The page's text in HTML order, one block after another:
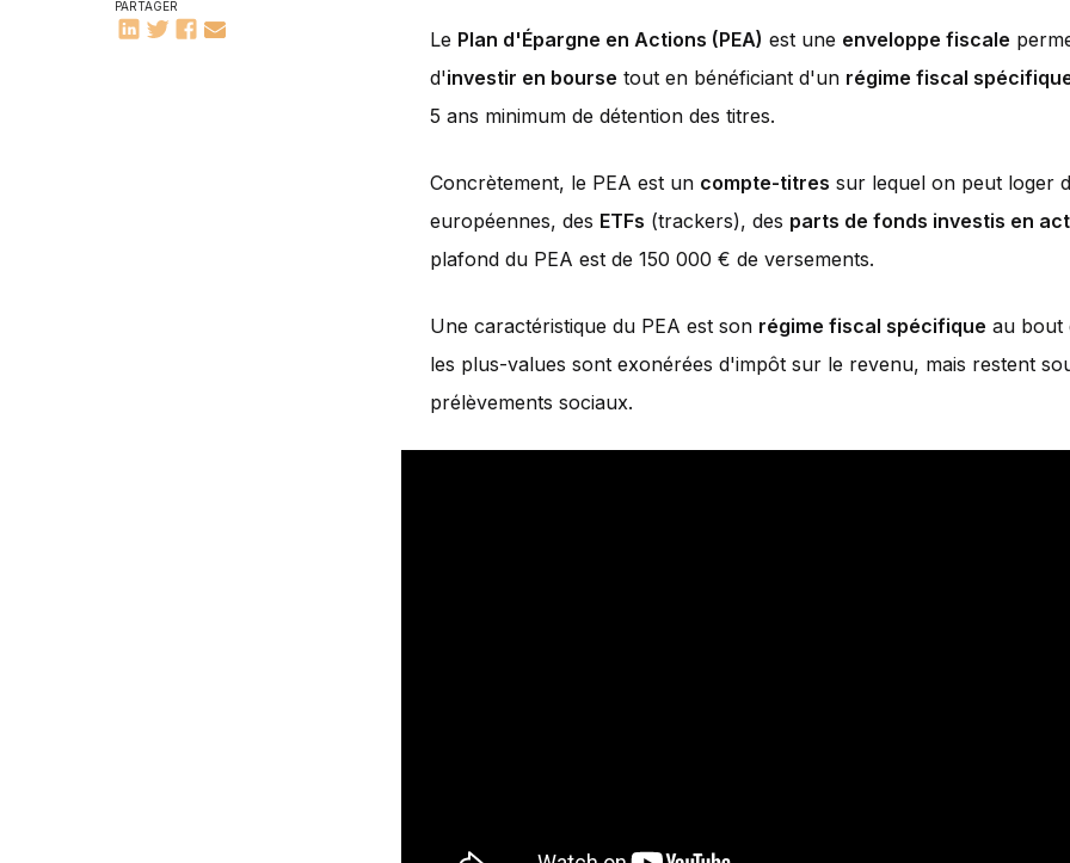
PARTAGER
Le Plan d'Épargne en Actions (PEA) est une enveloppe fiscale
d'investir en bourse tout en bénéficiant d'un régime fiscal
5 ans minimum de détention des titres.
Concrètement, le PEA est un compte-titres sur lequel on peut loger
européennes, des ETFs (trackers), des parts de fonds investis en
plafond du PEA est de 150 000 € de versements.
Une caractéristique du PEA est son régime fiscal spécifique au bout
les plus-values sont exonérées d'impôt sur le revenu, mais restent
prélèvements sociaux.